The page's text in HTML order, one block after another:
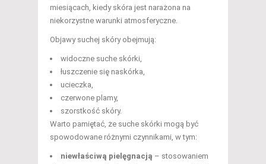
miesiącach, kiedy skóra jest narażona na
niekorzystne warunki atmosferyczne.
Objawy suchej skóry obejmują:
widoczne suche skórki,
łuszczenie się naskórka,
ucieczka,
czerwone plamy,
szorstkość skóry.
Warto pamiętać, że suche skórki mogą być
spowodowane różnymi czynnikami, w tym:
niewłaściwą pielęgnacją – stosowaniem